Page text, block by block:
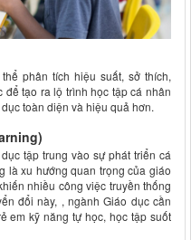
phân tích hiệu suất, sở thích,
tạo ra lộ trình học tập cá nhân
toàn diện và hiệu quả hơn.
tập trung vào sự phát triển cá
là xu hướng quan trọng của giáo
nhiều công việc truyền thống
đổi này, , ngành Giáo dục cần
em kỹ năng tự học, học tập suốt